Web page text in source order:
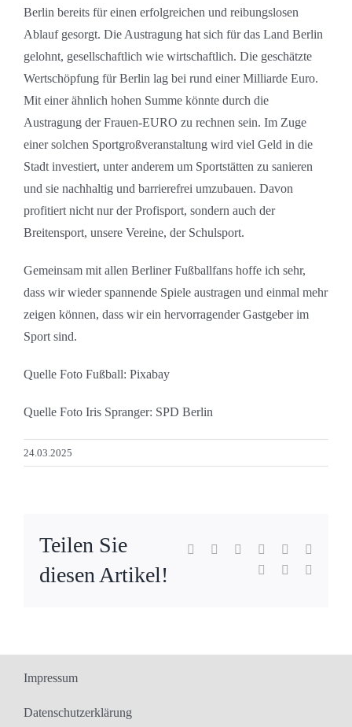
Berlin bereits für einen erfolgreichen und reibungslosen
Ablauf gesorgt. Die Austragung hat sich für das Land Berlin
gelohnt, gesellschaftlich wie wirtschaftlich. Die geschätzte
Wertschöpfung für Berlin lag bei rund einer Milliarde Euro.
Mit einer ähnlich hohen Summe könnte durch die
Austragung der Frauen-EURO zu rechnen sein. Im Zuge
einer solchen Sportgroßveranstaltung wird viel Geld in die
Stadt investiert, unter anderem um Sportstätten zu sanieren
und sie nachhaltig und barrierefrei umzubauen. Davon
profitiert nicht nur der Profisport, sondern auch der
Breitensport, unsere Vereine, der Schulsport.
Gemeinsam mit allen Berliner Fußballfans hoffe ich sehr,
dass wir wieder spannende Spiele austragen und einmal mehr
zeigen können, dass wir ein hervorragender Gastgeber im
Sport sind.
Quelle Foto Fußball: Pixabay
Quelle Foto Iris Spranger: SPD Berlin
24.03.2025
Teilen Sie
diesen Artikel!
Facebook Reddit LinkedInWhatsApp
Pinterest
Impressum
Datenschutzerklärung